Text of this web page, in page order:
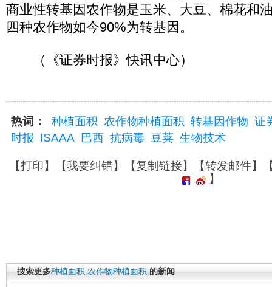
商业性转基因农作物是玉米、大豆、棉花和
四种农作物如今90%为转基因。
（《证券时报》快讯中心）
热词： 种植面积 农作物种植面积 转基因作物 证
时报 ISAAA 巴西 抗病毒 豆荚 生物技术
【打印】【我要纠错】【复制链接】【转发邮件】
】
搜索更多种植面积 农作物种植面积 的新闻